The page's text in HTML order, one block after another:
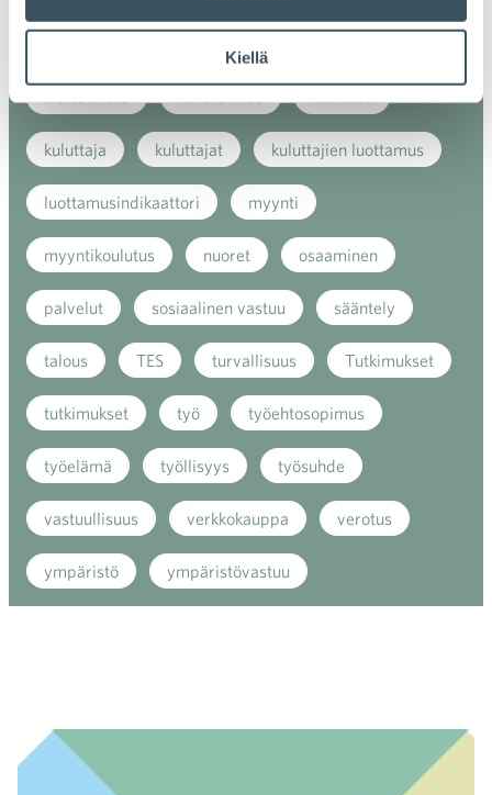
Kiellä
kuluttaja kuluttajat kuluttajien luottamus
luottamusindikaattori myynti
myyntikoulutus nuoret osaaminen
palvelut sosiaalinen vastuu sääntely
talous TES turvallisuus Tutkimukset
tutkimukset työ työehtosopimus
työelämä työllisyys työsuhde
vastuullisuus verkkokauppa verotus
ympäristö ympäristövastuu